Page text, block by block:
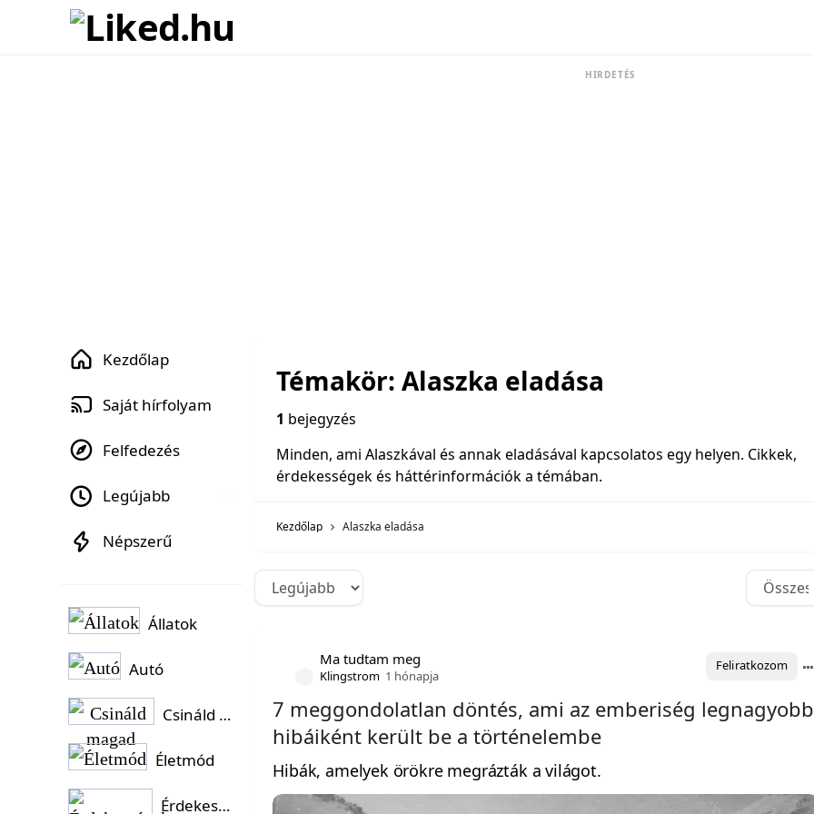
HIRDETÉS
Témakör: Alaszka eladása
1 bejegyzés
Minden, ami Alaszkával és annak eladásával kapcsolatos egy helyen. Cikkek,
érdekességek és háttérinformációk a témában.
Kezdőlap Alaszka eladása
Ma tudtam meg
Klingstrom 1 hónapja
Feliratkozom
7 meggondolatlan döntés, ami az emberiség legnagyobb
hibáiként került be a történelembe
Hibák, amelyek örökre megrázták a világot.
Kezdőlap
Saját hírfolyam
Felfedezés
Legújabb
Népszerű
Állatok
Autó
Csináld magad
Életmód
Érdekességek